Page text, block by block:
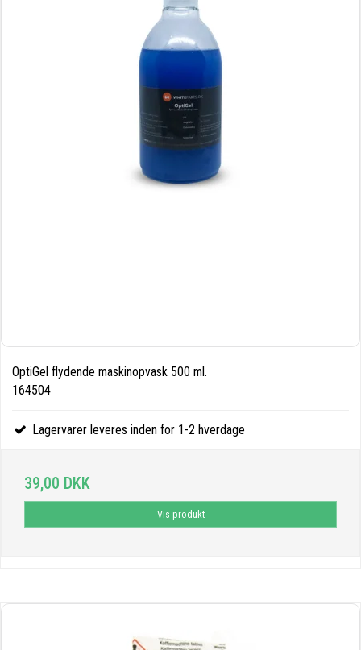
OptiGel flydende maskinopvask 500 ml.
164504
Lagervarer leveres inden for 1-2 hverdage
39,00 DKK
Vis produkt